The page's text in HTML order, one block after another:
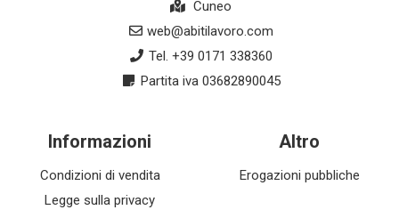
Cuneo
web@abitilavoro.com
Tel. +39 0171 338360
Partita iva 03682890045
Informazioni
Condizioni di vendita
Legge sulla privacy
Altro
Erogazioni pubbliche